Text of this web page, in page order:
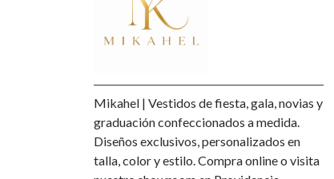
Mikahel | Vestidos de fiesta, gala, novias y
graduación confeccionados a medida.
Diseños exclusivos, personalizados en
talla, color y estilo. Compra online o visita